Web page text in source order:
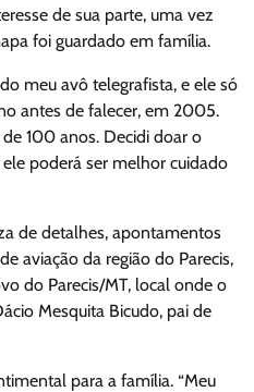
de sua parte, uma vez
foi guardado em família.
meu avô telegrafista, e ele só
antes de falecer, em 2005.
100 anos. Decidi doar o
poderá ser melhor cuidado
de detalhes, apontamentos
aviação da região do Parecis,
do Parecis/MT, local onde o
Mesquita Bicudo, pai de
para a família. “Meu